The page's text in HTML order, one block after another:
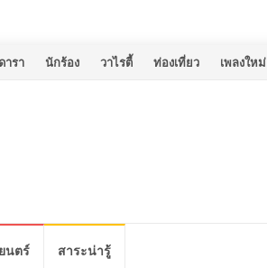
ดารา นักร้อง วาไรตี้ ท่องเที่ยว เพลงใหม่
นตร์ สาระน่ารู้